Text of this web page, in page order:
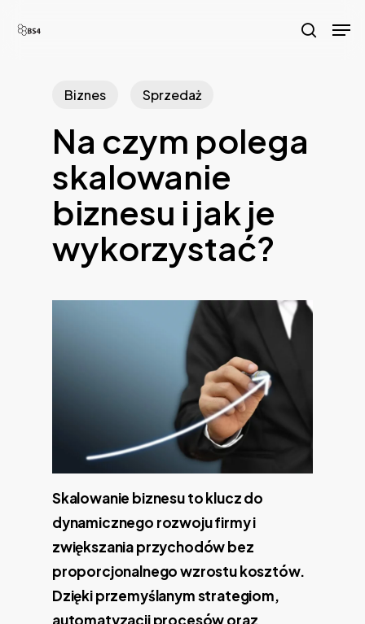
search
Biznes Sprzedaż
Na czym polega
skalowanie
biznesu i jak je
wykorzystać?
Skalowanie biznesu to klucz do
dynamicznego rozwoju firmy i
zwiększania przychodów bez
proporcjonalnego wzrostu kosztów.
Dzięki przemyślanym strategiom,
automatyzacji procesów oraz